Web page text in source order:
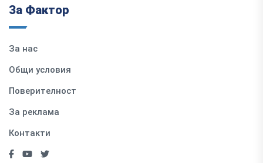
За Фактор
За нас
Общи условия
Поверителност
За реклама
Контакти